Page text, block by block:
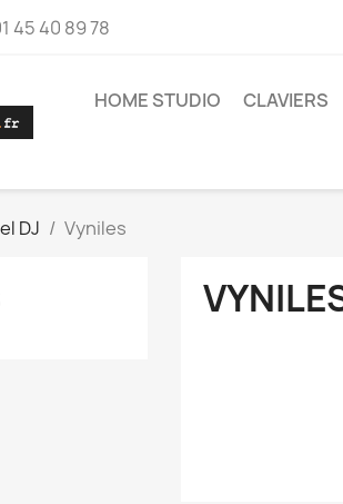
45 40 89 78
HOME STUDIO CLAVIERS
DJ Vyniles